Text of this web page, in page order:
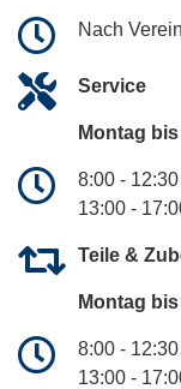
Nach
Service
Montag
8:00 -
13:00 -
Teile &
Montag
8:00 -
13:00 -